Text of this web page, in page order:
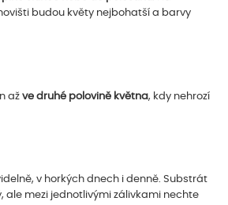
budou květy nejbohatší a barvy
ažve druhé polovině května, kdy nehrozí
v horkých dnech i denně. Substrát
ale mezi jednotlivými zálivkami nechte